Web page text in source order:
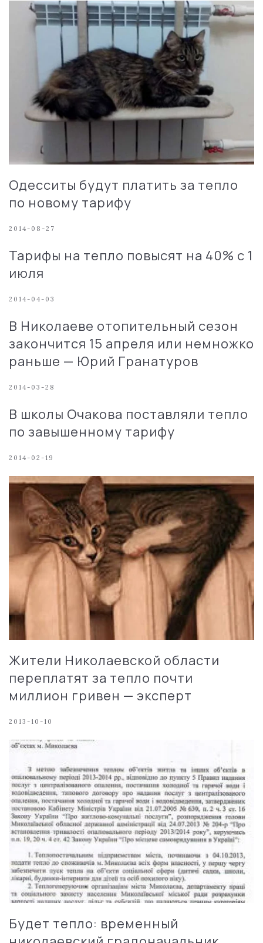
Одесситы будут платить за тепло
по новому тарифу
2014-08-27
Тарифы на тепло повысят на 40% с 1
июля
2014-04-03
В Николаеве отопительный сезон
закончится 15 апреля или немножко
раньше — Юрий Гранатуров
2014-03-28
В школы Очакова поставляли тепло
по завышенному тарифу
2014-02-19
Жители Николаевской области
переплатят за тепло почти
миллион гривен — эксперт
2013-10-10
Будет тепло: временный